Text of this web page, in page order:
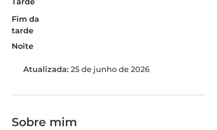
Tarde
Fim da
tarde
Noite
Atualizada: 25 de junho de 2026
Sobre mim